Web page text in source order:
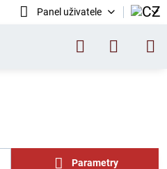
Panel uživatele
Parametry